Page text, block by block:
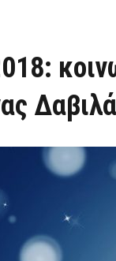
Δαβιλά